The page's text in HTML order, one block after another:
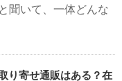
聞いて、一体どんな
り寄せ通販はある？在